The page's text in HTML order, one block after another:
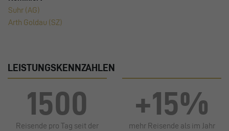
Suhr (AG)
Arth Goldau (SZ)
LEISTUNGSKENNZAHLEN
1500
Reisende pro Tag seit der
+15%
mehr Reisende als im Jahr